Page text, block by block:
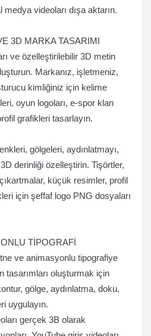
videoları dışa aktarın.
3D MARKA TASARIMI
ve özelleştirilebilir 3D metin
Markanız, işletmeniz,
kimliğiniz için kelime
oyun logoları, e-spor klan
grafikleri tasarlayın.
gölgeleri, aydınlatmayı,
derinliği özelleştirin. Tişörtler,
küçük resimler, profil
için şeffaf logo PNG dosyaları
TİPOGRAFİ
ve animasyonlu tipografiye
tasarımları oluşturmak için
gölge, aydınlatma, doku,
uygulayın.
gerçek 3B olarak